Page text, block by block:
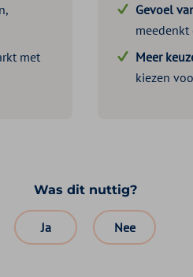
met
Gevoel
Meer
kiezen
Was dit nuttig?
Ja Nee